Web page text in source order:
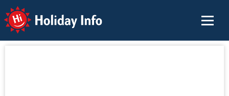
Holiday Info